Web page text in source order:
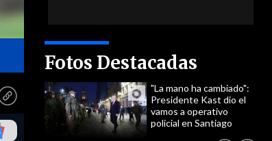
Fotos Destacadas
"La mano ha cambiado":
Presidente Kast dio el
vamos a operativo
policial en Santiago